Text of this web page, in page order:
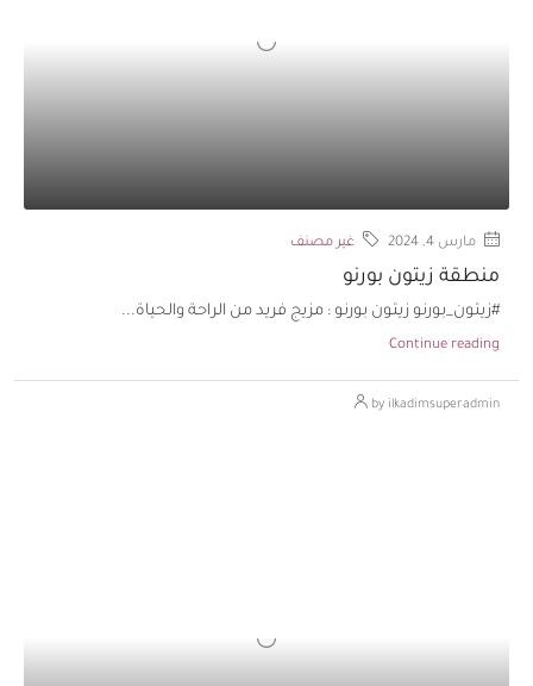
مارس 4, 2024 غير مصنف
منطقة زيتون بورنو
#زيتون_بورنو زيتون بورنو : مزيج فريد من الراحة والحياة...
Continue reading
by ilkadimsuperadmin